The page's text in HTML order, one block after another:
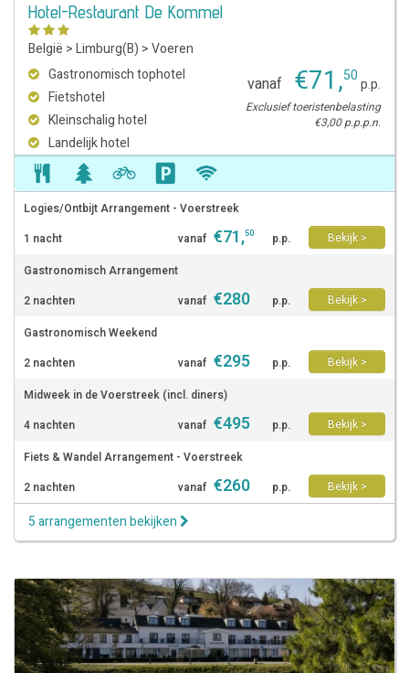
Hotel-Restaurant De Kommel
België >Limburg(B) >Voeren
Gastronomisch tophotel
Fietshotel
Kleinschalig hotel
Landelijk hotel
vanaf €71,50p.p.
Exclusief toeristenbelasting
€3,00 p.p.p.n.
Logies/Ontbijt Arrangement - Voerstreek
1 nacht
vanaf €71,50 p.p.
Bekijk >
Gastronomisch Arrangement
2 nachten
vanaf €280 p.p.
Bekijk >
Gastronomisch Weekend
2 nachten
vanaf €295 p.p.
Bekijk >
Midweek in de Voerstreek (incl. diners)
4 nachten
vanaf €495 p.p.
Bekijk >
Fiets & Wandel Arrangement - Voerstreek
2 nachten
vanaf €260 p.p. Bekijk >
5 arrangementen bekijken